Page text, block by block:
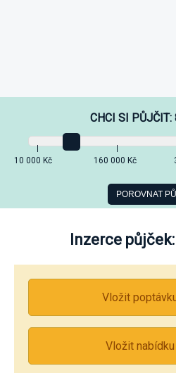
CHCI SI PŮJČIT:
10 000 Kč 160 000 Kč
Inzerce
Vložit
Vložit